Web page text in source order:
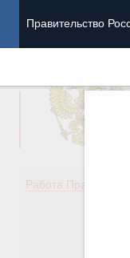
Правительство
Работа